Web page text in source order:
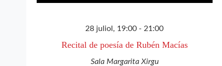
28 juliol, 19:00 - 21:00
Recital de poesía de Rubén Macías
Sala Margarita Xirgu